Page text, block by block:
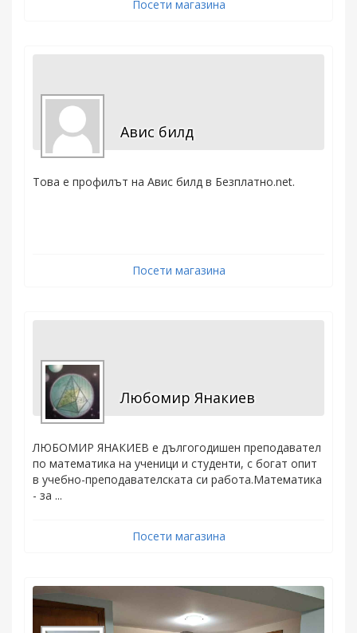
Посети магазина
Авис билд
Това е профилът на Авис билд в Безплатно.net.
Посети магазина
Любомир Янакиев
ЛЮБОМИР ЯНАКИЕВ е дългогодишен преподавател
по математика на ученици и студенти, с богат опит
в учебно-преподавателската си работа.Математика
- за ...
Посети магазина